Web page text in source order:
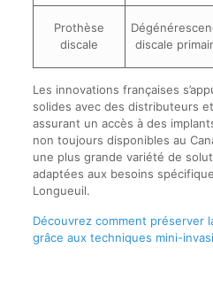
Prothèse
discale
discale
Les innovations françaises
solides avec des distributeurs
assurant un accès à des
non toujours disponibles au
une plus grande variété de
adaptées aux besoins
Longueuil.
Découvrez comment préserver
grâce aux techniques mini-